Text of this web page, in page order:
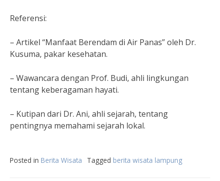
Referensi:
– Artikel “Manfaat Berendam di Air Panas” oleh Dr.
Kusuma, pakar kesehatan.
– Wawancara dengan Prof. Budi, ahli lingkungan
tentang keberagaman hayati.
– Kutipan dari Dr. Ani, ahli sejarah, tentang
pentingnya memahami sejarah lokal.
Posted in Berita Wisata Tagged berita wisata lampung